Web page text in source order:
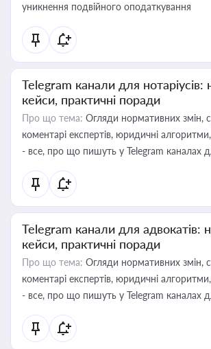
уникнення подвійного оподаткування
Telegram канали для нотаріусів:
кейси, практичні поради
Про що тема: Огляди нормативних змін,
коментарі експертів, юридичні
- все, про що пишуть у Telegram каналах
Telegram канали для адвокатів:
кейси, практичні поради
Про що тема: Огляди нормативних змін,
коментарі експертів, юридичні
- все, про що пишуть у Telegram каналах